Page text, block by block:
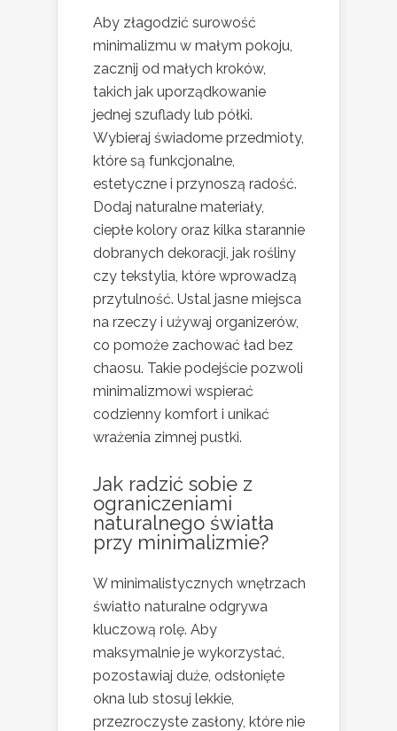
Aby złagodzić surowość
minimalizmu w małym pokoju,
zacznij od małych kroków,
takich jak uporządkowanie
jednej szuflady lub półki.
Wybieraj świadome przedmioty,
które są funkcjonalne,
estetyczne i przynoszą radość.
Dodaj naturalne materiały,
ciepłe kolory oraz kilka starannie
dobranych dekoracji, jak rośliny
czy tekstylia, które wprowadzą
przytulność. Ustal jasne miejsca
na rzeczy i używaj organizerów,
co pomoże zachować ład bez
chaosu. Takie podejście pozwoli
minimalizmowi wspierać
codzienny komfort i unikać
wrażenia zimnej pustki.
Jak radzić sobie z
ograniczeniami
naturalnego światła
przy minimalizmie?
W minimalistycznych wnętrzach
światło naturalne odgrywa
kluczową rolę. Aby
maksymalnie je wykorzystać,
pozostawiaj duże, odsłonięte
okna lub stosuj lekkie,
przezroczyste zasłony, które nie